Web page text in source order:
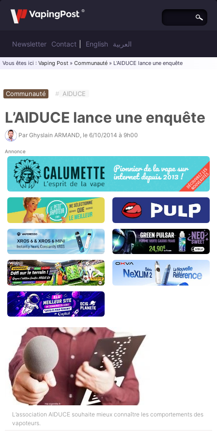
Newsletter Contact English العربية
Vous êtes ici : Vaping Post » Communauté » L’AIDUCE lance une enquête
Communauté # AIDUCE
L’AIDUCE lance une enquête
Par Ghyslain ARMAND , le 6/10/2014 à 9h00
Annonce
L’association AIDUCE souhaite mieux connaître les comportements des
vapoteurs.